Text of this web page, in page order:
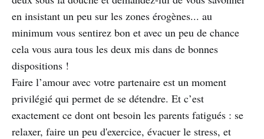
en insistant un peu sur les zones érogènes... au
minimum vous sentirez bon et avec un peu de chance
cela vous aura tous les deux mis dans de bonnes
dispositions !
Faire l’amour avec votre partenaire est un moment
privilégié qui permet de se détendre. Et c’est
exactement ce dont ont besoin les parents fatigués : se
relaxer, faire un peu d'exercice, évacuer le stress, et